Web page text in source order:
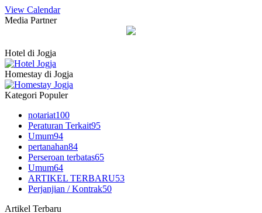
View Calendar
Media Partner
Hotel di Jogja
Homestay di Jogja
Kategori Populer
notariat100
Peraturan Terkait95
Umum94
pertanahan84
Perseroan terbatas65
Umum64
ARTIKEL TERBARU53
Perjanjian / Kontrak50
Artikel Terbaru